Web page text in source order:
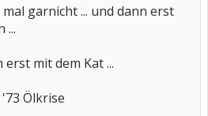
garnicht ... und dann erst
...
mit dem Kat ...
Ölkrise